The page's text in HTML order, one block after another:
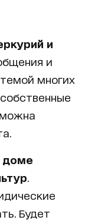
и
и
многих
доме
Будет